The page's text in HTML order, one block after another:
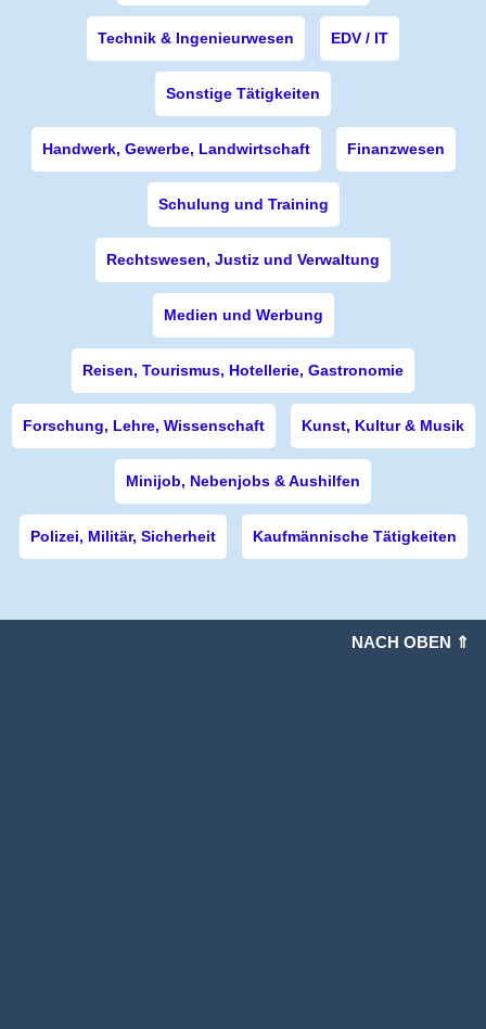
Technik & Ingenieurwesen EDV / IT
Sonstige Tätigkeiten
Handwerk, Gewerbe, Landwirtschaft Finanzwesen
Schulung und Training
Rechtswesen, Justiz und Verwaltung
Medien und Werbung
Reisen, Tourismus, Hotellerie, Gastronomie
Forschung, Lehre, Wissenschaft Kunst, Kultur & Musik
Minijob, Nebenjobs & Aushilfen
Polizei, Militär, Sicherheit Kaufmännische Tätigkeiten
NACH OBEN ⇑